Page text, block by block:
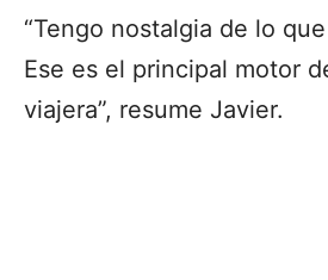
“Tengo nostalgia de lo
Ese es el principal motor
viajera”, resume Javier.